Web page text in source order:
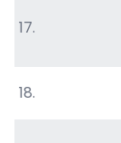
17.
18.